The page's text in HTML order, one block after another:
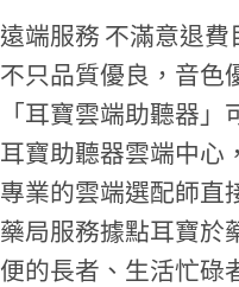
遠端服務 不滿意退
不只品質優良，音色
「耳寶雲端助聽器
耳寶助聽器雲端中心
專業的雲端選配師直
藥局服務據點耳寶於
便的長者、生活忙碌